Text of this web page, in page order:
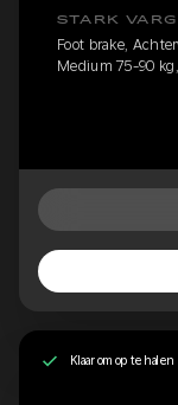
STARK
Foot brake,
Medium 75-90
Klaar om op te halen